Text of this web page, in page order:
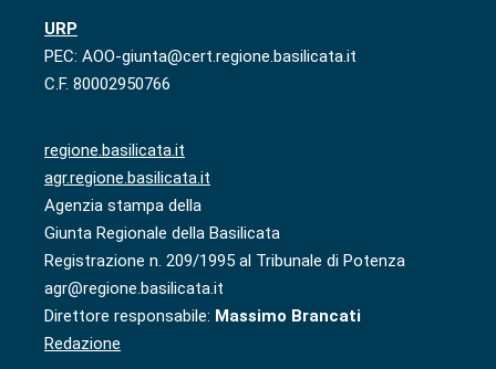
URP
PEC: AOO-giunta@cert.regione.basilicata.it
C.F. 80002950766
regione.basilicata.it
agr.regione.basilicata.it
Agenzia stampa della
Giunta Regionale della Basilicata
Registrazione n. 209/1995 al Tribunale di Potenza
agr@regione.basilicata.it
Direttore responsabile: Massimo Brancati
Redazione